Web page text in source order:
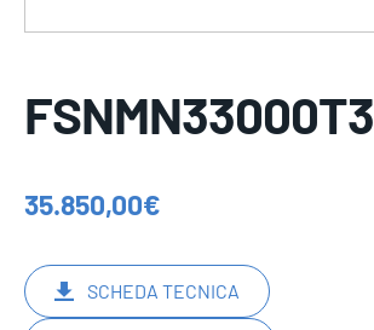
FSNMN33000T3
35.850,00€
SCHEDA TECNICA